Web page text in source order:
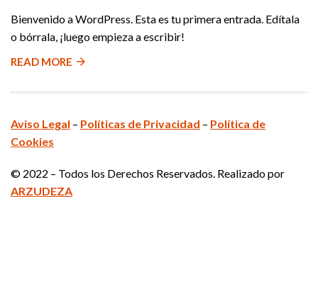
Bienvenido a WordPress. Esta es tu primera entrada. Edítala
o bórrala, ¡luego empieza a escribir!
READ MORE
Aviso Legal – Políticas de Privacidad – Política de
Cookies
© 2022 – Todos los Derechos Reservados. Realizado por
ARZUDEZA